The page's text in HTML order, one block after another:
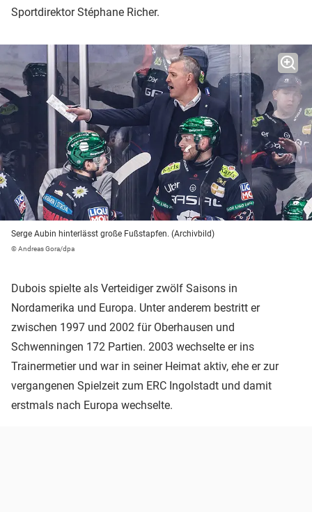
Sportdirektor Stéphane Richer.
Serge Aubin hinterlässt große Fußstapfen. (Archivbild)
© Andreas Gora/dpa
Dubois spielte als Verteidiger zwölf Saisons in
Nordamerika und Europa. Unter anderem bestritt er
zwischen 1997 und 2002 für Oberhausen und
Schwenningen 172 Partien. 2003 wechselte er ins
Trainermetier und war in seiner Heimat aktiv, ehe er zur
vergangenen Spielzeit zum ERC Ingolstadt und damit
erstmals nach Europa wechselte.